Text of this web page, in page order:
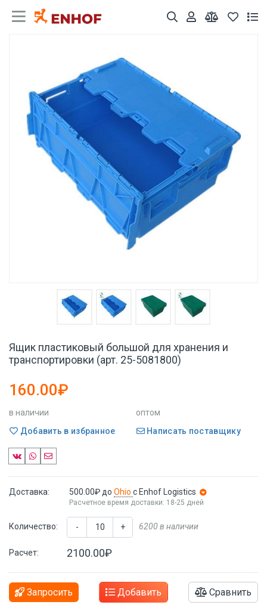
Ящик пластиковый большой для хранения и
транспортировки (арт. 25-5081800)
160.00₽
в наличии
оптом
Добавить в избранное
Написать поставщику
Доставка: 500.00₽ до Ohio с Enhof Logistics
Расчетное время доставки: 18-25 дней
Количество: - + 6200 в наличии
Расчет: 2100.00₽
Запросить Добавить Сравнить